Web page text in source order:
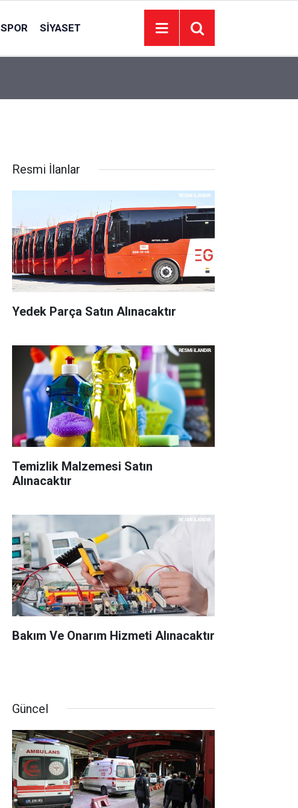
SPOR SIYASET
Resmi İlanlar
Yedek Parça Satın Alınacaktır
Temizlik Malzemesi Satın
Alınacaktır
Bakım Ve Onarım Hizmeti Alınacaktır
Güncel